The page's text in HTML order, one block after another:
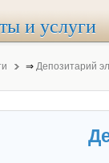
и услуги
⇒ Депозитарий